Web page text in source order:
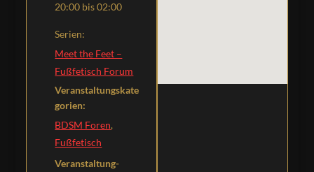
20:00 bis 02:00
Serien:
Meet the Feet –
Fußfetisch Forum
Veranstaltungskate
gorien:
BDSM Foren,
Fußfetisch
Veranstaltung-